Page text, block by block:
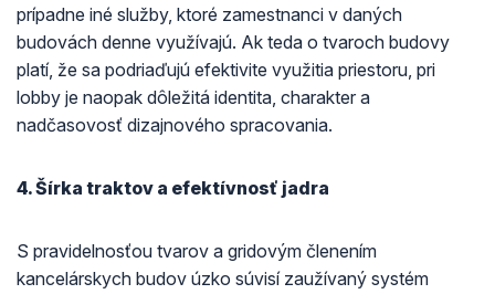
prípadne iné služby, ktoré zamestnanci v daných
budovách denne využívajú. Ak teda o tvaroch budovy
platí, že sa podriaďujú efektivite využitia priestoru, pri
lobby je naopak dôležitá identita, charakter a
nadčasovosť dizajnového spracovania.
4. Šírka traktov a efektívnosť jadra
S pravidelnosťou tvarov a gridovým členením
kancelárskych budov úzko súvisí zaužívaný systém